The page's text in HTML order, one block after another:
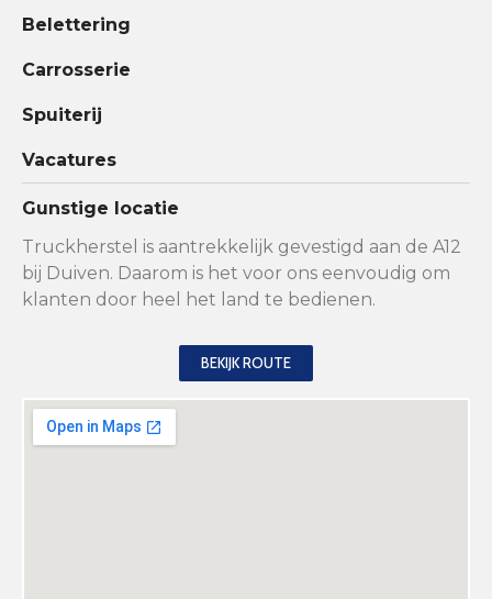
Belettering
Carrosserie
Spuiterij
Vacatures
Gunstige locatie
Truckherstel is aantrekkelijk gevestigd aan de A12
bij Duiven. Daarom is het voor ons eenvoudig om
klanten door heel het land te bedienen.
BEKIJK ROUTE